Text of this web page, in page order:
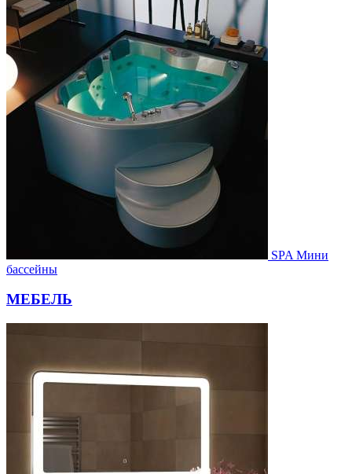
SPA Мини
бассейны
МЕБЕЛЬ